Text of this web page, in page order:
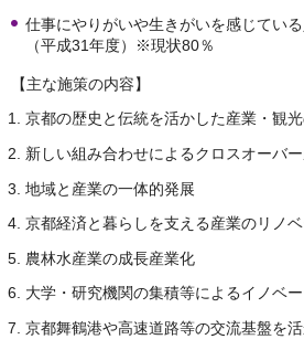
仕事にやりがいや生きがいを感じてい
（平成31年度）※現状80％
【主な施策の内容】
京都の歴史と伝統を活かした産業・観
新しい組み合わせによるクロスオーバ
地域と産業の一体的発展
京都経済と暮らしを支える産業のリノ
農林水産業の成長産業化
大学・研究機関の集積等によるイノベ
京都舞鶴港や高速道路等の交流基盤を